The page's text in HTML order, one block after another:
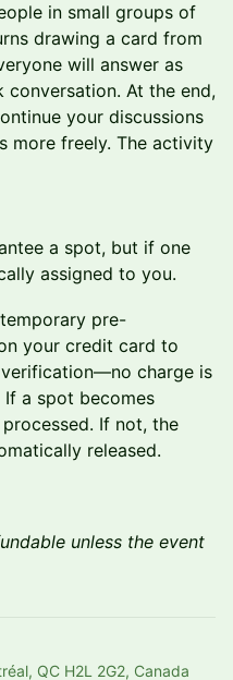
in small groups of
drawing a card from
will answer as
At the end,
your discussions
more freely. The activity
a spot, but if one
assigned to you.
pre-
your credit card to
charge is
If a spot becomes
If not, the
released.
unless the event
QC H2L 2G2, Canada